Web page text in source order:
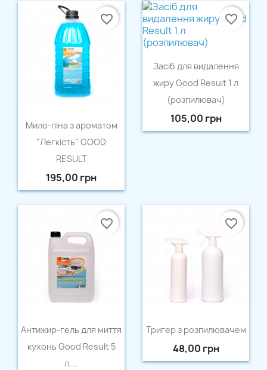
 Швидкий перегляд
Мило-піна з ароматом
"Легкість" GOOD
RESULT
195,00 грн
favorite_border
Швидкий перегляд
Засіб для видалення
жиру Good Result 1 л
(розпилювач)
105,00 грн
favorite_border

Антижир-гель для миття
кухонь Good Result 5
л....
favorite_border

Тригер з розпилювачем
48,00 грн
favorite_border